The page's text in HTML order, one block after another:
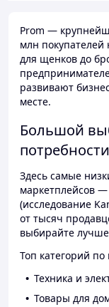
Prom —
млн покупателей
для щенков до
развивают
месте.
Большой
потребности
Здесь самые
маркетплейсов —
(исследование
от тысяч
выбирайте
Топ категорий по
Техника и
Товары для